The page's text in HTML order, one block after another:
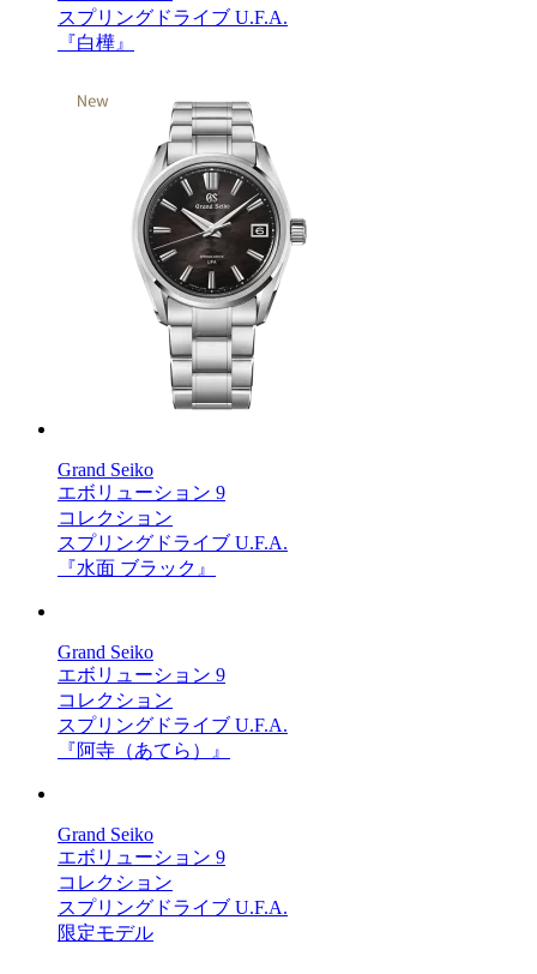
スプリングドライブ U.F.A.
『白樺』
Grand Seiko
エボリューション 9
コレクション
スプリングドライブ U.F.A.
『水面 ブラック』
Grand Seiko
エボリューション 9
コレクション
スプリングドライブ U.F.A.
『阿寺（あてら）』
Grand Seiko
エボリューション 9
コレクション
スプリングドライブ U.F.A.
限定モデル